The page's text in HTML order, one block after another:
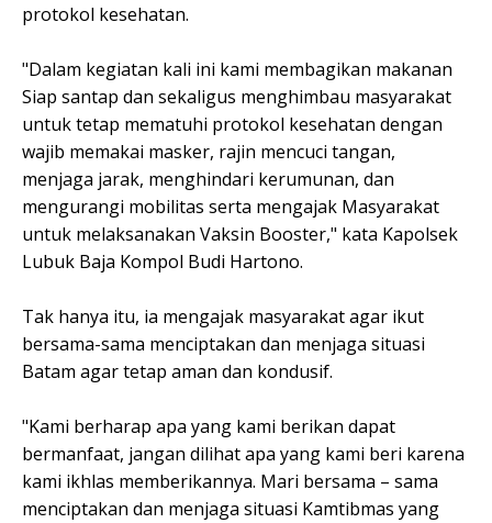
protokol kesehatan.
"Dalam kegiatan kali ini kami membagikan makanan
Siap santap dan sekaligus menghimbau masyarakat
untuk tetap mematuhi protokol kesehatan dengan
wajib memakai masker, rajin mencuci tangan,
menjaga jarak, menghindari kerumunan, dan
mengurangi mobilitas serta mengajak Masyarakat
untuk melaksanakan Vaksin Booster," kata Kapolsek
Lubuk Baja Kompol Budi Hartono.
Tak hanya itu, ia mengajak masyarakat agar ikut
bersama-sama menciptakan dan menjaga situasi
Batam agar tetap aman dan kondusif.
"Kami berharap apa yang kami berikan dapat
bermanfaat, jangan dilihat apa yang kami beri karena
kami ikhlas memberikannya. Mari bersama – sama
menciptakan dan menjaga situasi Kamtibmas yang